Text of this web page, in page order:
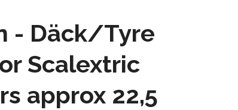
- Däck/Tyre
Scalextric
approx 22,5